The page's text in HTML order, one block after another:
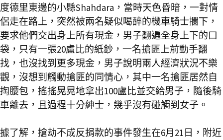
度德里東邊的小縣Shahdara，當時天色昏暗，一對情
侶走在路上，突然被兩名疑似喝醉的機車騎士攔下，
要求他們交出身上所有現金，男子翻遍全身上下的口
袋，只有一張20盧比的紙鈔，一名搶匪上前動手翻
找，也沒找到更多現金，男子說明兩人經濟狀況不樂
觀，沒想到觸動搶匪的同情心，其中一名搶匪居然自
掏腰包，搖搖晃晃地拿出100盧比並交給男子，隨後騎
車離去，且過程十分紳士，幾乎沒有碰觸到女子。
據了解，搶劫不成反捐款的事件發生在6月21日，附近